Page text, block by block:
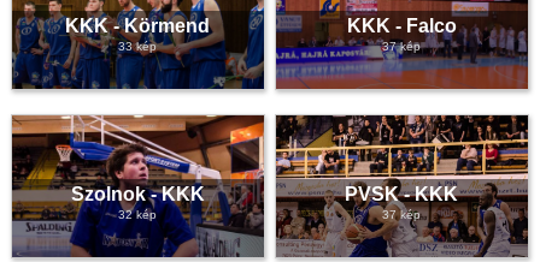
KKK - Körmend
33 kép
KKK - Falco
37 kép
Szolnok - KKK
32 kép
PVSK - KKK
37 kép